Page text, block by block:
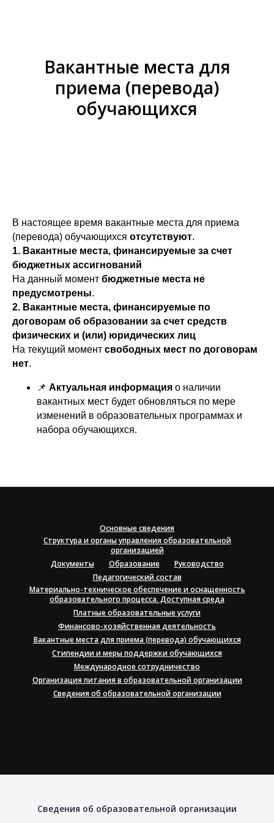
Вакантные места для
приема (перевода)
обучающихся
В настоящее время вакантные места для приема
(перевода) обучающихся отсутствуют.
1. Вакантные места, финансируемые за счет
бюджетных ассигнований
На данный момент бюджетные места не
предусмотрены.
2. Вакантные места, финансируемые по
договорам об образовании за счет средств
физических и (или) юридических лиц
На текущий момент свободных мест по договорам
нет.
📌 Актуальная информация о наличии
вакантных мест будет обновляться по мере
изменений в образовательных программах и
набора обучающихся.
Основные сведения
Структура и органы управления образовательной
организацией
Документы
Образование
Руководство
Педагогический состав
Материально-техническое обеспечение и оснащенность
образовательного процесса. Доступная среда
Платные образовательные услуги
Финансово-хозяйственная деятельность
Вакантные места для приема (перевода) обучающихся
Стипендии и меры поддержки обучающихся
Международное сотрудничество
Организация питания в образовательной организации
Сведения об образовательной организации
Сведения об образовательной организации